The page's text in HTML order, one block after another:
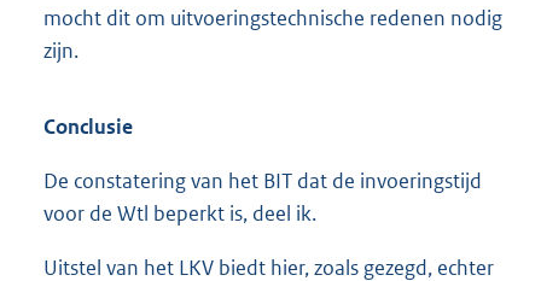
mocht dit om uitvoeringstechnische redenen nodig
zijn.
Conclusie
De constatering van het BIT dat de invoeringstijd
voor de Wtl beperkt is, deel ik.
Uitstel van het LKV biedt hier, zoals gezegd, echter